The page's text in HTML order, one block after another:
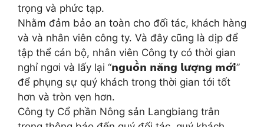
trọng và phức tạp.
Nhằm đảm bảo an toàn cho đối tác, khách hàng
và và nhân viên công ty. Và đây cũng là dịp để
tập thể cán bộ, nhân viên Công ty có thời gian
nghỉ ngơi và lấy lại “𝗻𝗴𝘂𝗼̂̀𝗻 𝗻𝗮̆𝗻𝗴 𝗹𝘂̛𝗼̛̣𝗻𝗴 𝗺𝗼̛́𝗶”
để phụng sự quý khách trong thời gian tới tốt
hơn và tròn vẹn hơn.
Công ty Cổ phần Nông sản Langbiang trân